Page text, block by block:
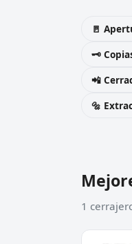
🚪
🗝️
📲
🔩
1